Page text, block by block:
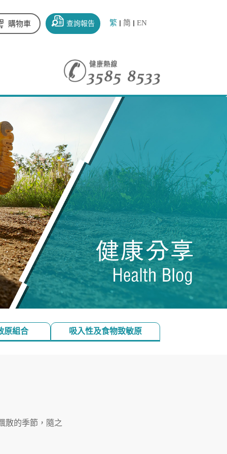
繁 简 EN
查詢報告
購物車
原組合 吸入性及食物致敏原
散的季節，隨之